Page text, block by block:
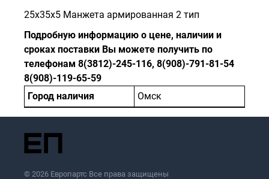
25x35x5 Манжета армированная 2 тип
Подробную информацию о цене, наличии и
сроках поставки Вы можете получить по
телефонам 8(3812)-245-116, 8(908)-791-81-54
8(908)-119-65-59
Город наличия
Омск
© 2026 Европартс Все права защищены